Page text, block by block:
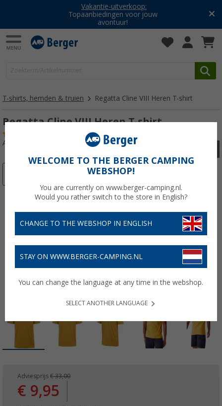
Vakantie-uitverkoop:
Topaanbiedingen voor jouw
avontuur!
T-shirts, hemden & truien Regatta Cline VIII Heren T-shirt
Regatta Cline VIII Heren T-shirt
Artikelnr: 7180465XL
Adviesprijs € 33,00
€ 9,95
WELCOME TO THE BERGER CAMPING
WEBSHOP!
You are currently on www.berger-camping.nl.
Would you rather switch to the store in English?
CHANGE TO THE WEBSHOP IN ENGLISH
STAY ON WWW.BERGER-CAMPING.NL
You can change the language at any time in the webshop.
SELECT ANOTHER LANGUAGE